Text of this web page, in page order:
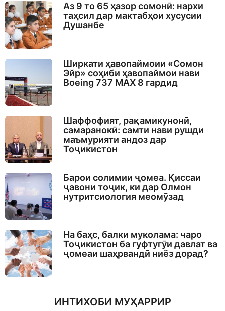
Аз 9 то 65 ҳазор сомонӣ: нархи
таҳсил дар мактабҳои хусусии
Душанбе
Ширкати ҳавопаймоии «Сомон
Эйр» соҳиби ҳавопаймои нави
Boeing 737 MAX 8 гардид
Шаффофият, рақамикунонӣ,
самаранокӣ: самти нави рушди
маъмурияти андоз дар
Тоҷикистон
Барои солимии ҷомеа. Қиссаи
ҷавони тоҷик, ки дар Олмон
нутритсиология меомӯзад
На баҳс, балки муколама: чаро
Тоҷикистон ба гуфтугӯи давлат ва
ҷомеаи шаҳрвандӣ ниёз дорад?
ИНТИХОБИ МУҲАРРИР